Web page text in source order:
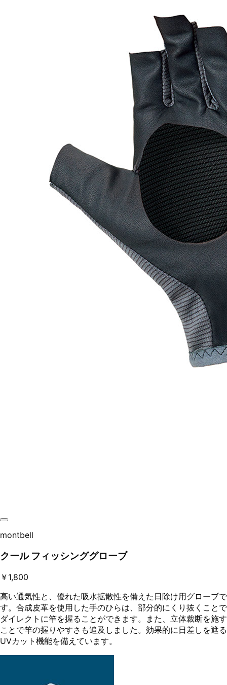
montbell
クール フィッシンググローブ
￥1,800
高い通気性と、優れた吸水拡散性を備えた日除け用グローブで
す。合成皮革を使用した手のひらは、部分的にくり抜くことで
ダイレクトに竿を握ることができます。また、立体裁断を施す
ことで竿の握りやすさも追及しました。効果的に日差しを遮る
UVカット機能を備えています。